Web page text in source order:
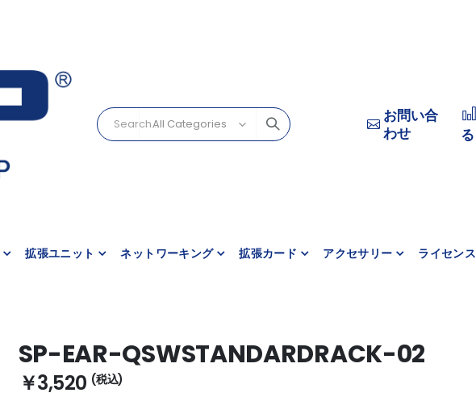
お問い合
わせ
る
拡張ユニット ネットワーキング 拡張カード アクセサリー ライセンス
SP-EAR-QSWSTANDARDRACK-02
￥3,520